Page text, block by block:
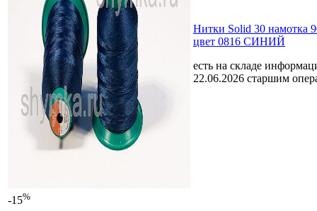
-15%
Нитки Solid 30 намотка
цвет 0816 СИНИЙ
есть на складе
22.06.2026 старшим